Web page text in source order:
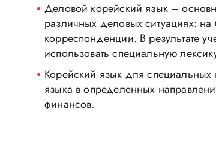
Деловой корейский язык –
различных деловых ситуациях:
корреспонденции. В результате
использовать специальную
Корейский язык для
языка в определенных
финансов.